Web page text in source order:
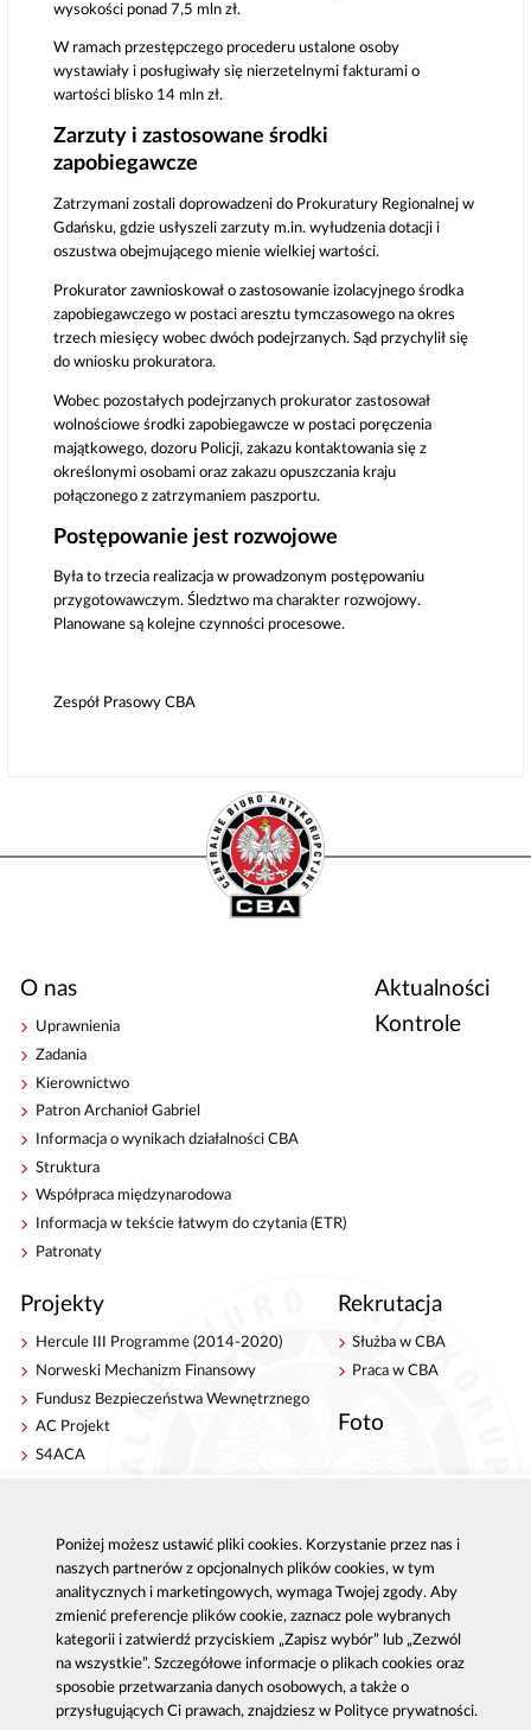
wysokości ponad 7,5 mln zł.
W ramach przestępczego procederu ustalone osoby
wystawiały i posługiwały się nierzetelnymi fakturami o
wartości blisko 14 mln zł.
Zarzuty i zastosowane środki
zapobiegawcze
Zatrzymani zostali doprowadzeni do Prokuratury Regionalnej w
Gdańsku, gdzie usłyszeli zarzuty m.in. wyłudzenia dotacji i
oszustwa obejmującego mienie wielkiej wartości.
Prokurator zawnioskował o zastosowanie izolacyjnego środka
zapobiegawczego w postaci aresztu tymczasowego na okres
trzech miesięcy wobec dwóch podejrzanych. Sąd przychylił się
do wniosku prokuratora.
Wobec pozostałych podejrzanych prokurator zastosował
wolnościowe środki zapobiegawcze w postaci poręczenia
majątkowego, dozoru Policji, zakazu kontaktowania się z
określonymi osobami oraz zakazu opuszczania kraju
połączonego z zatrzymaniem paszportu.
Postępowanie jest rozwojowe
Była to trzecia realizacja w prowadzonym postępowaniu
przygotowawczym. Śledztwo ma charakter rozwojowy.
Planowane są kolejne czynności procesowe.
Zespół Prasowy CBA
O nas
Uprawnienia
Zadania
Kierownictwo
Patron Archanioł Gabriel
Informacja o wynikach działalności CBA
Struktura
Współpraca międzynarodowa
Informacja w tekście łatwym do czytania (ETR)
Patronaty
Aktualności
Kontrole
Projekty
Hercule III Programme (2014-2020)
Norweski Mechanizm Finansowy
Fundusz Bezpieczeństwa Wewnętrznego
AC Projekt
S4ACA
Rekrutacja
Służba w CBA
Praca w CBA
Foto
Publikacje
Strategie antykorupcyjne
Platforma e-learningowa
Centrala CBA w Warszawie
Delegatury CBA
Zgłoś korupcję
Dla mediów
Sygnaliści - zgłoszenia zewnętrzne
Poniżej możesz ustawić pliki cookies. Korzystanie przez nas i
naszych partnerów z opcjonalnych plików cookies, w tym
analitycznych i marketingowych, wymaga Twojej zgody. Aby
zmienić preferencje plików cookie, zaznacz pole wybranych
kategorii i zatwierdź przyciskiem „Zapisz wybór” lub „Zezwól
na wszystkie”. Szczegółowe informacje o plikach cookies oraz
sposobie przetwarzania danych osobowych, a także o
przysługujących Ci prawach, znajdziesz w Polityce prywatności.